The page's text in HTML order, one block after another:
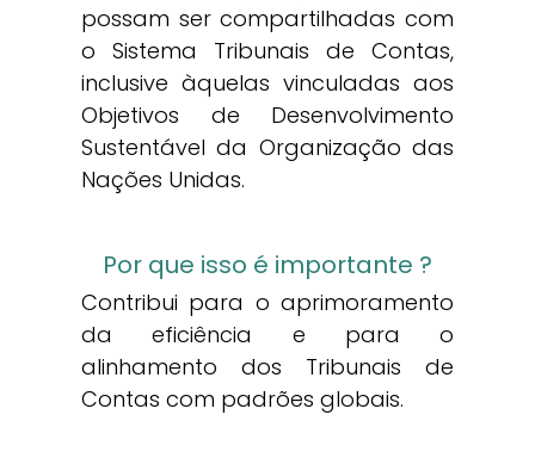
possam ser compartilhadas com
o Sistema Tribunais de Contas,
inclusive àquelas vinculadas aos
Objetivos de Desenvolvimento
Sustentável da Organização das
Nações Unidas.
Por que isso é importante ?
Contribui para o aprimoramento
da eficiência e para o
alinhamento dos Tribunais de
Contas com padrões globais.